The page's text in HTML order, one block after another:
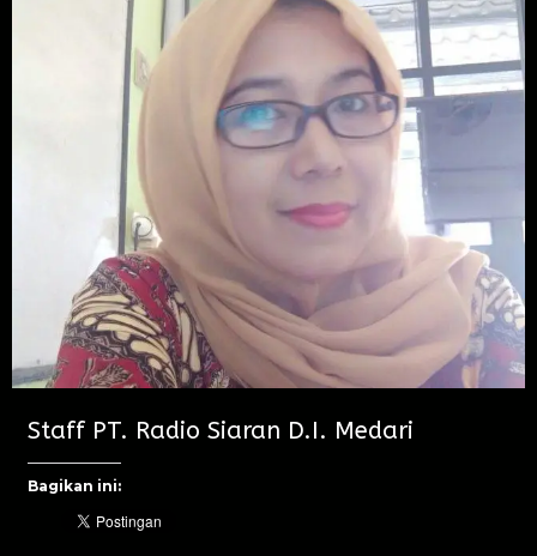
Staff PT. Radio Siaran D.I. Medari
Bagikan ini: